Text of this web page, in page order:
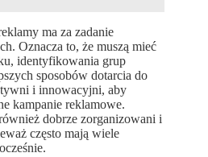
ma za zadanie
Oznacza to, że muszą mieć
identyfikowania grup
sposobów dotarcia do
i innowacyjni, aby
kampanie reklamowe.
dobrze zorganizowani i
często mają wiele